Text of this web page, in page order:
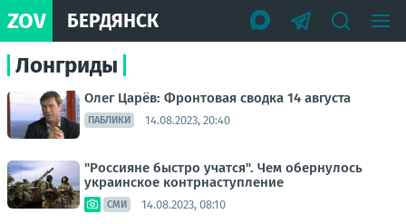
ZOV БЕРДЯНСК
Лонгриды
Олег Царёв: Фронтовая сводка 14 августа
ПАБЛИКИ 14.08.2023, 20:40
"Россияне быстро учатся". Чем обернулось
украинское контрнаступление
СМИ 14.08.2023, 08:10